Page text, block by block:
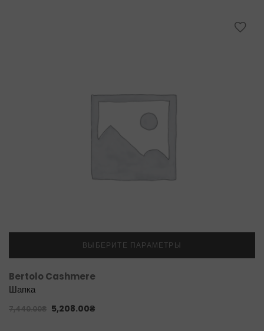
ВЫБЕРИТЕ ПАРАМЕТРЫ
Bertolo Cashmere
Шапка
7,440.00₴ 5,208.00₴